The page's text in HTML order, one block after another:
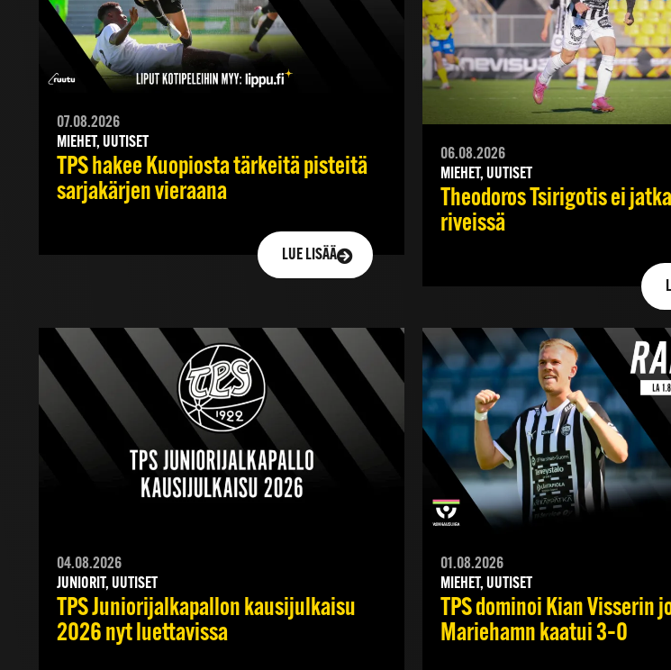
07.08.2026
MIEHET, UUTISET
TPS hakee Kuopiosta tärkeitä pisteitä
sarjakärjen vieraana
LUE LISÄÄ
06.08.2026
MIEHET, UUTISET
Theodoros Tsirigotis ei
riveissä
04.08.2026
JUNIORIT, UUTISET
TPS Juniorijalkapallon kausijulkaisu
2026 nyt luettavissa
01.08.2026
MIEHET, UUTISET
TPS dominoi Kian Visserin
Mariehamn kaatui 3–0